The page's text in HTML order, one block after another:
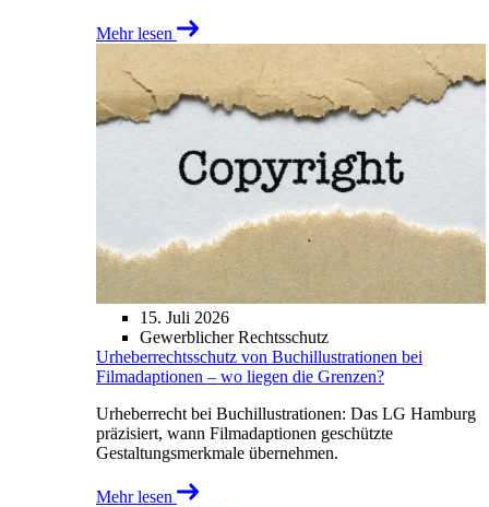
Mehr lesen
15. Juli 2026
Gewerblicher Rechtsschutz
Urheberrechtsschutz von Buchillustrationen bei
Filmadaptionen – wo liegen die Grenzen?
Urheberrecht bei Buchillustrationen: Das LG Hamburg
präzisiert, wann Filmadaptionen geschützte
Gestaltungsmerkmale übernehmen.
Mehr lesen